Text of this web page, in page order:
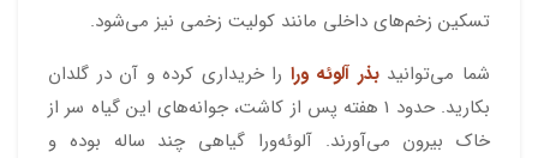
تسکین زخم‌های داخلی مانند کولیت زخمی نیز می‌شود.
شما می‌توانیدبذر آلوئه ورا را خریداری کرده و آن در گلدان
بکارید. حدود 1 هفته پس از کاشت، جوانه‌های این گیاه سر از
خاک بیرون می‌آورند. آلوئه‌ورا گیاهی چند ساله بوده و